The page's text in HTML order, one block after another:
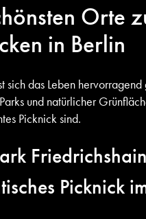
Orte
in Berlin
sich das Leben
und natürlicher
Picknick sind.
Picknick